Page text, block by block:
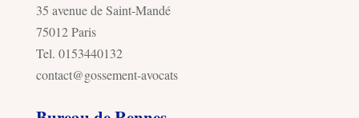
35 avenue de Saint-Mandé
75012 Paris
Tel. 0153440132
contact@gossement-avocats